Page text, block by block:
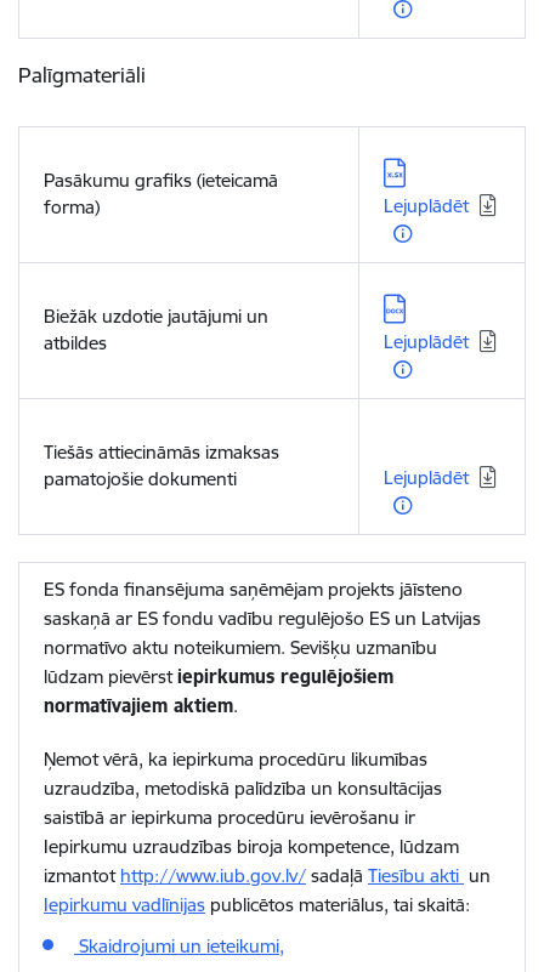
Palīgmateriāli
Pasākumu grafiks (ieteicamā
forma)
Lejupielādēt:
Lejuplādēt
Biežāk uzdotie jautājumi un
atbildes
Lejupielādēt:
Lejuplādēt
Tiešās attiecināmās izmaksas
pamatojošie dokumenti
Lejuplādēt
ES fonda finansējuma saņēmējam projekts jāīsteno
saskaņā ar ES fondu vadību regulējošo ES un Latvijas
normatīvo aktu noteikumiem. Sevišķu uzmanību
lūdzam pievērstiepirkumus regulējošiem
normatīvajiem aktiem.
Ņemot vērā, ka iepirkuma procedūru likumības
uzraudzība, metodiskā palīdzība un konsultācijas
saistībā ar iepirkuma procedūru ievērošanu ir
Iepirkumu uzraudzības biroja kompetence, lūdzam
izmantot http://www.iub.gov.lv/ sadaļā Tiesību akti un
Iepirkumu vadlīnijas publicētos materiālus, tai skaitā:
Skaidrojumi un ieteikumi,